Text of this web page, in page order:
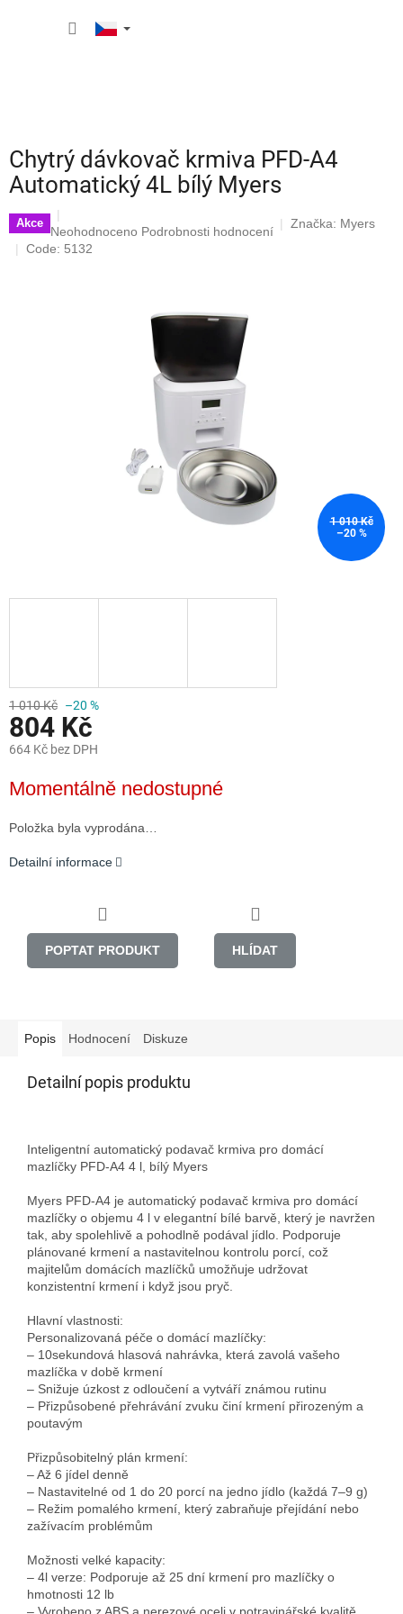
Chytrý dávkovač krmiva PFD-A4
Automatický 4L bílý Myers
Akce
Průměrné
hodnocení
Neohodnoceno Podrobnosti hodnocení
Značka: Myers
Code: 5132
1 010 Kč
–20 %
1 010 Kč –20 %
804 Kč
664 Kč bez DPH
cena:
Momentálně nedostupné
Položka byla vyprodána…
Detailní informace
POPTAT PRODUKT HLÍDAT
Popis Hodnocení Diskuze
Detailní popis produktu
Inteligentní automatický podavač krmiva pro domácí
mazlíčky PFD-A4 4 l, bílý Myers
Myers PFD-A4 je automatický podavač krmiva pro domácí
mazlíčky o objemu 4 l v elegantní bílé barvě, který je navržen
tak, aby spolehlivě a pohodlně podával jídlo. Podporuje
plánované krmení a nastavitelnou kontrolu porcí, což
majitelům domácích mazlíčků umožňuje udržovat
konzistentní krmení i když jsou pryč.
Hlavní vlastnosti:
Personalizovaná péče o domácí mazlíčky:
– 10sekundová hlasová nahrávka, která zavolá vašeho
mazlíčka v době krmení
– Snižuje úzkost z odloučení a vytváří známou rutinu
– Přizpůsobené přehrávání zvuku činí krmení přirozeným a
poutavým
Přizpůsobitelný plán krmení:
– Až 6 jídel denně
– Nastavitelné od 1 do 20 porcí na jedno jídlo (každá 7–9 g)
– Režim pomalého krmení, který zabraňuje přejídání nebo
zažívacím problémům
Možnosti velké kapacity:
– 4l verze: Podporuje až 25 dní krmení pro mazlíčky o
hmotnosti 12 lb